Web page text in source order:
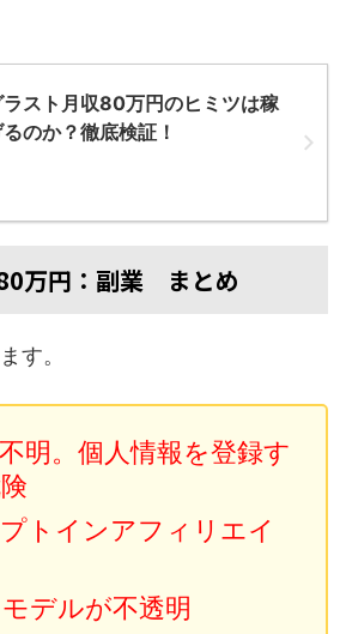
ラスト月収80万円のヒミツは稼
のか？徹底検証！
万円：副業 まとめ
す。
明。個人情報を登録す
トインアフィリエイ
デルが不透明